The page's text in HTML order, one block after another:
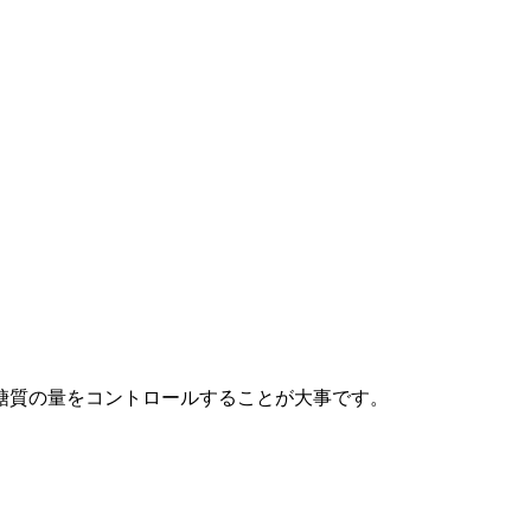
の量をコントロールすることが大事です。